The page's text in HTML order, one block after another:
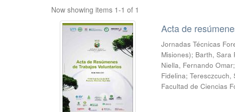
Now showing items 1-1 of 1
Acta de
Jornadas Técnicas
Misiones); Barth, Sara
Niella, Fernando
Fidelina; Teresczcuch,
Facultad de Ciencias